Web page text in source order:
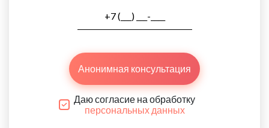
Анонимная консультация
Даю согласие на обработку
персональных данных